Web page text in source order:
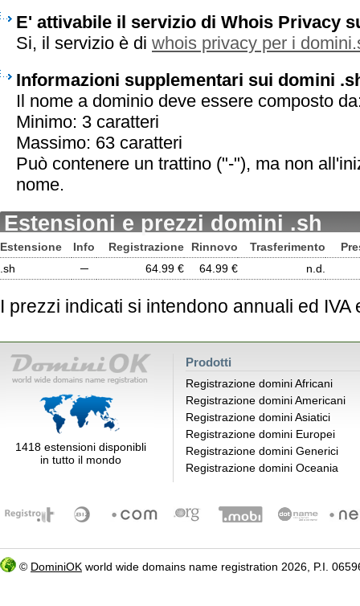
E' attivabile il servizio di Whois Privacy
Si, il servizio è di whois privacy per i
Informazioni supplementari sui domini
Il nome a dominio deve essere composto
Minimo: 3 caratteri
Massimo: 63 caratteri
Può contenere un trattino ("-"), ma non
nome.
Estensioni e prezzi domini .sh
Estensione Info Registrazione Rinnovo Trasferimento
.sh
─ 64.99 € 64.99 € n.d.
I prezzi indicati si intendono annuali ed IVA
1418 estensioni disponibli
in tutto il mondo
Prodotti
Registrazione domini Africani
Registrazione domini Americani
Registrazione domini Asiatici
Registrazione domini Europei
Registrazione domini Generici
Registrazione domini Oceania
© DominiOK world wide domains name registration 2026, P.I.